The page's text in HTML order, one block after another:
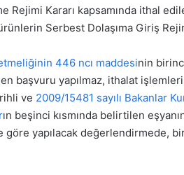
Rejimi Kararı kapsamında ithal
Serbest Dolaşıma Giriş
446 ncı maddesinin
başvuru yapılmaz, ithalat
ve 2009/15481 sayılı Bakanlar
ın beşinci kısmında belirtilen
göre yapılacak değerlendirmede,